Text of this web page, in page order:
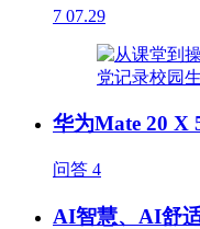
7 07.29
华为Mate 20 X
问答 4
AI智慧、AI舒